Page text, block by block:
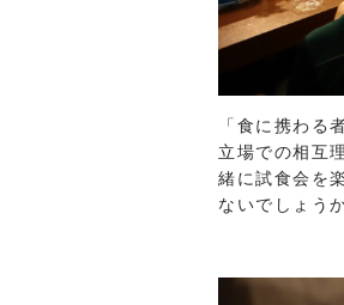
「食に携わる
立場での相互
緒に試食会を
ないでしょうか